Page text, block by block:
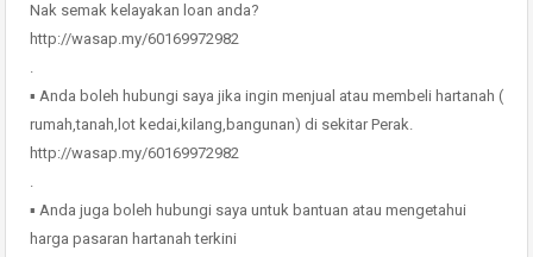
Nak semak kelayakan loan anda?
http://wasap.my/60169972982
.
▪ Anda boleh hubungi saya jika ingin menjual atau membeli hartanah (
rumah,tanah,lot kedai,kilang,bangunan) di sekitar Perak.
http://wasap.my/60169972982
.
▪ Anda juga boleh hubungi saya untuk bantuan atau mengetahui
harga pasaran hartanah terkini